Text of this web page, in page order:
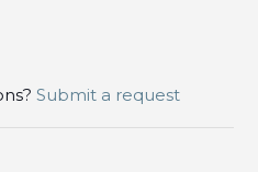
Submit a request